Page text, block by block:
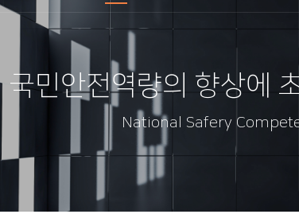
국민안전역량의 향상에
National Safery